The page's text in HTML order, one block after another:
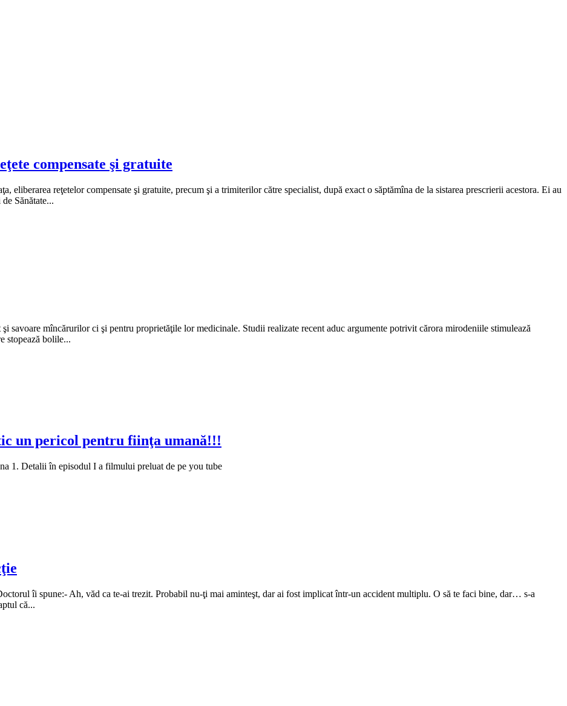
compensate şi gratuite
reţetelor compensate şi gratuite, precum şi a trimiterilor către specialist, după exact o săptămîna de la sistarea prescrierii acestora. Ei au
Sănătate...
savoare mîncărurilor ci şi pentru proprietăţile lor medicinale. Studii realizate recent aduc argumente potrivit cărora mirodeniile stimulează
stopează bolile...
un pericol pentru fiinţa umană!!!
1. Detalii în episodul I a filmului preluat de pe you tube
îi spune:- Ah, văd ca te-ai trezit. Probabil nu-ţi mai aminteşt, dar ai fost implicat într-un accident multiplu. O să te faci bine, dar… s-a
că...